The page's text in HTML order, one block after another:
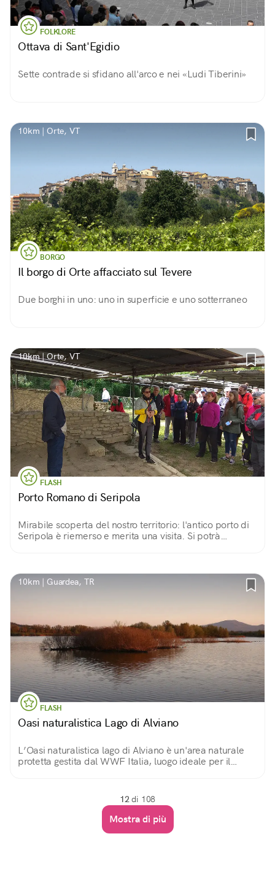
FOLKLORE
Ottava di Sant'Egidio
Sette contrade si sfidano all'arco e nei «Ludi Tiberini»
10km | Orte, VT
BORGO
Il borgo di Orte affacciato sul Tevere
Due borghi in uno: uno in superficie e uno sotterraneo
10km | Orte, VT
FLASH
Porto Romano di Seripola
Mirabile scoperta del nostro territorio: l'antico porto di
Seripola è riemerso e merita una visita. Si potrà
10km | Guardea, TR
FLASH
Oasi naturalistica Lago di Alviano
L’Oasi naturalistica lago di Alviano è un'area naturale
protetta gestita dal WWF Italia, luogo ideale per il
12di 108
Mostra di più